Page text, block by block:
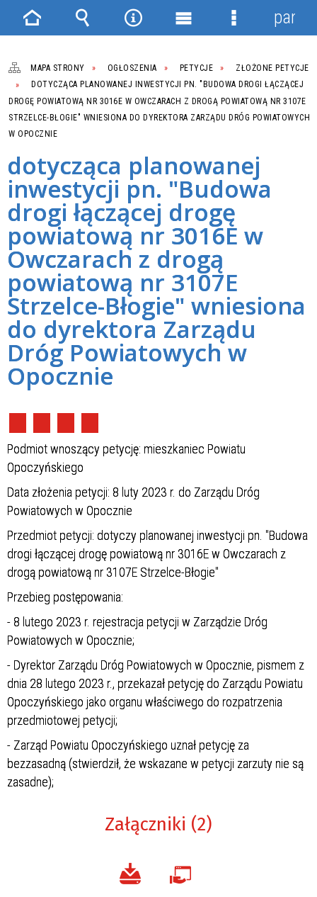
MAPA STRONY OGŁOSZENIA PETYCJE
ZŁOŻONE PETYCJE
DOTYCZĄCA PLANOWANEJ INWESTYCJI PN. "BUDOWA DROGI ŁĄCZĄCEJ
DROGĘ POWIATOWĄ NR 3016E W OWCZARACH Z DROGĄ POWIATOWĄ NR 3107E
STRZELCE-BŁOGIE" WNIESIONA DO DYREKTORA ZARZĄDU DRÓG POWIATOWYCH
W OPOCZNIE
dotycząca planowanej
inwestycji pn. "Budowa
drogi łączącej drogę
powiatową nr 3016E w
Owczarach z drogą
powiatową nr 3107E
Strzelce-Błogie" wniesiona
do dyrektora Zarządu
Dróg Powiatowych w
Opocznie
Podmiot wnoszący petycję: mieszkaniec Powiatu
Opoczyńskiego
Data złożenia petycji: 8 luty 2023 r. do Zarządu Dróg
Powiatowych w Opocznie
Przedmiot petycji: dotyczy planowanej inwestycji pn. "Budowa
drogi łączącej drogę powiatową nr 3016E w Owczarach z
drogą powiatową nr 3107E Strzelce-Błogie"
Przebieg postępowania:
- 8 lutego 2023 r. rejestracja petycji w Zarządzie Dróg
Powiatowych w Opocznie;
- Dyrektor Zarządu Dróg Powiatowych w Opocznie, pismem z
dnia 28 lutego 2023 r., przekazał petycję do Zarządu Powiatu
Opoczyńskiego jako organu właściwego do rozpatrzenia
przedmiotowej petycji;
- Zarząd Powiatu Opoczyńskiego uznał petycję za
bezzasadną (stwierdził, że wskazane w petycji zarzuty nie są
zasadne);
Załączniki (2)
Strona
główna
Wyszukiwarka
NarzędziaMenu
główne
Menu
szczegółowe
panel